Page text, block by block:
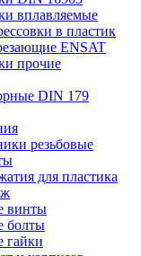
вплавляемые
в пластик
ENSAT
прочие
DIN 179
резьбовые
для пластика
винты
болты
гайки